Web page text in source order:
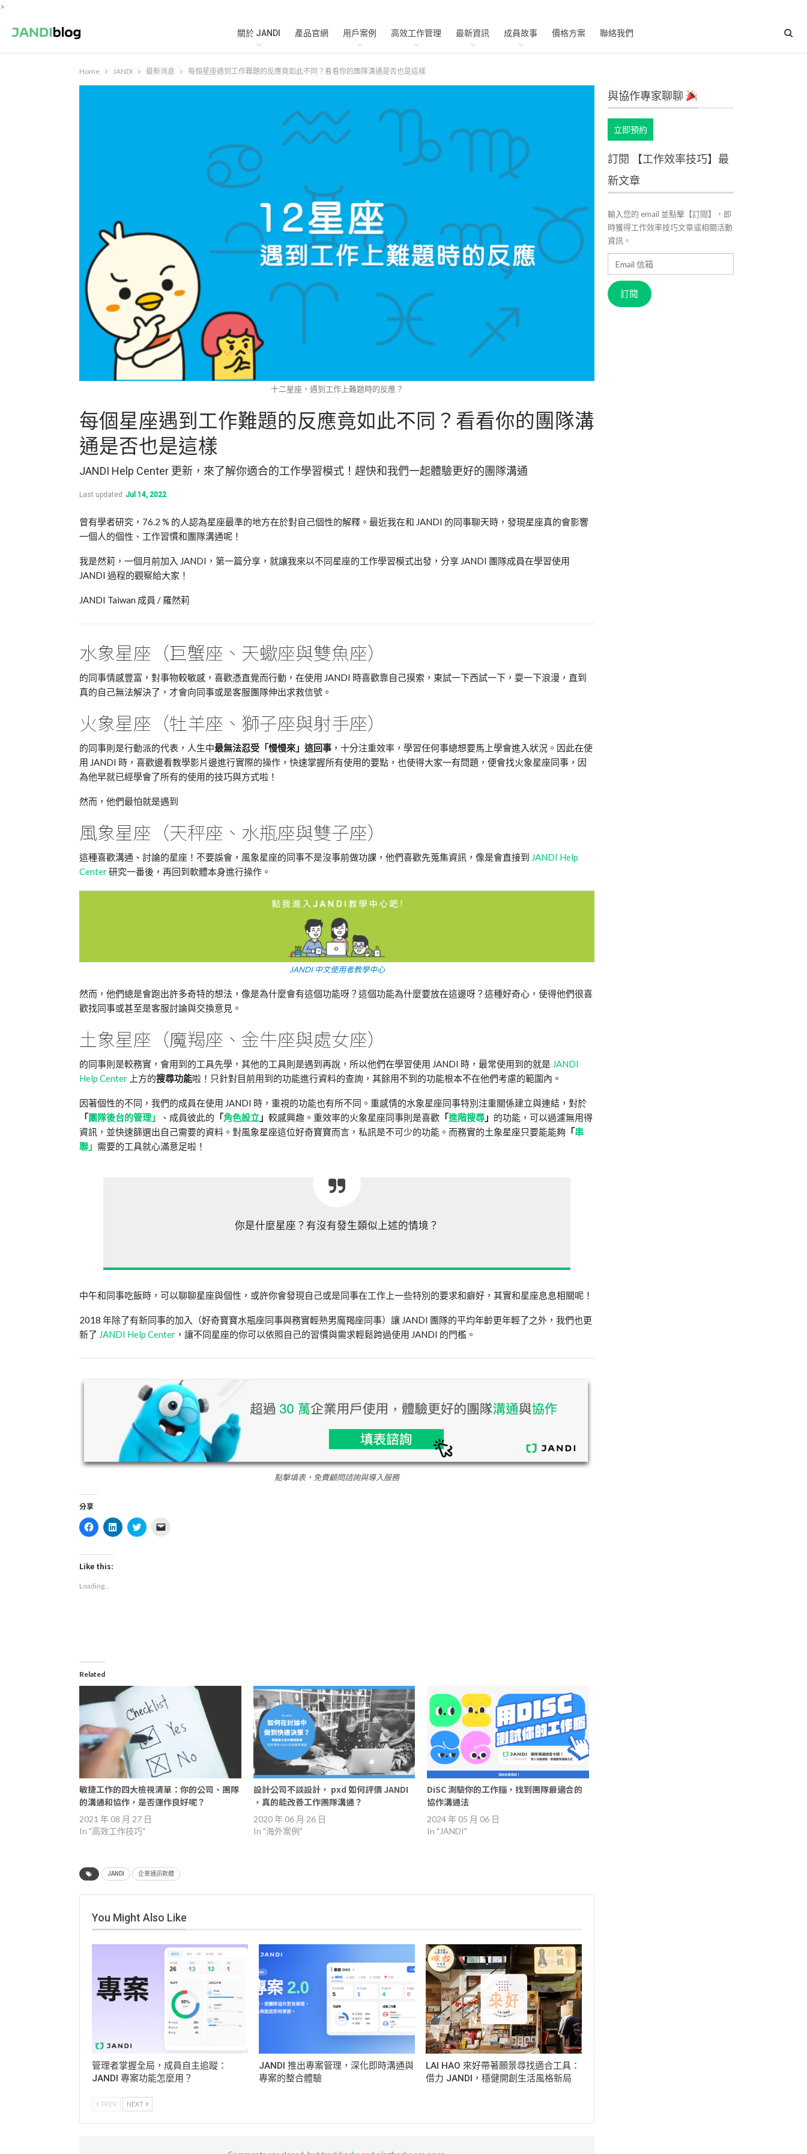
>
關於 JANDI 產品官網 用戶案例 高效工作管理 最新資訊 成員故事 價格方案 聯絡我們
Home JANDI 最新消息 每個星座遇到工作難題的反應竟如此不同？看看你的團隊溝通是否也是這樣
十二星座，遇到工作上難題時的反應？
每個星座遇到工作難題的反應竟如此不同？看看你的團隊溝
通是否也是這樣
JANDI Help Center 更新，來了解你適合的工作學習模式！趕快和我們一起體驗更好的團隊溝通
Last updated Jul 14, 2022
曾有學者研究，76.2 % 的人認為星座最準的地方在於對自己個性的解釋。最近我在和 JANDI 的同事聊天時，發現星座真的會影響
一個人的個性、工作習慣和團隊溝通呢！
我是然莉，一個月前加入 JANDI，第一篇分享，就讓我來以不同星座的工作學習模式出發，分享 JANDI 團隊成員在學習使用
JANDI 過程的觀察給大家！
JANDI Taiwan 成員 / 羅然莉
水象星座（巨蟹座、天蠍座與雙魚座）
的同事情感豐富，對事物較敏感，喜歡憑直覺而行動，在使用 JANDI 時喜歡靠自己摸索，東試一下西試一下，耍一下浪漫，直到
真的自己無法解決了，才會向同事或是客服團隊伸出求救信號。
火象星座（牡羊座、獅子座與射手座）
的同事則是行動派的代表，人生中最無法忍受「慢慢來」這回事 ，十分注重效率，學習任何事總想要馬上學會進入狀況。因此在使
用 JANDI 時，喜歡邊看教學影片邊進行實際的操作，快速掌握所有使用的要點，也使得大家一有問題，便會找火象星座同事，因
為他早就已經學會了所有的使用的技巧與方式啦！
然而，他們最怕就是遇到
風象星座（天秤座、水瓶座與雙子座）
這種喜歡溝通、討論的星座！不要誤會，風象星座的同事不是沒事前做功課，他們喜歡先蒐集資訊，像是會直接到 JANDI Help
Center研究一番後，再回到軟體本身進行操作。
JANDI 中文使用者教學中心
然而，他們總是會跑出許多奇特的想法，像是為什麼會有這個功能呀？這個功能為什麼要放在這邊呀？這種好奇心，使得他們很喜
歡找同事或甚至是客服討論與交換意見。
土象星座（魔羯座、金牛座與處女座）
的同事則是較務實，會用到的工具先學，其他的工具則是遇到再說，所以他們在學習使用 JANDI 時，最常使用到的就是 JANDI
Help Center 上方的搜尋功能啦！只針對目前用到的功能進行資料的查詢，其餘用不到的功能根本不在他們考慮的範圍內。
因著個性的不同，我們的成員在使用 JANDI 時，重視的功能也有所不同。重感情的水象星座同事特別注重關係建立與連結，對於
「團隊後台的管理 」 、成員彼此的 「角色設立 」 較感興趣。重效率的火象星座同事則是喜歡 「進階搜尋 」 的功能，可以過濾無用得
資訊，並快速篩選出自己需要的資料。對風象星座這位好奇寶寶而言，私訊是不可少的功能。而務實的土象星座只要能能夠 「串
聯 」 需要的工具就心滿意足啦！
你是什麼星座？有沒有發生類似上述的情境？
中午和同事吃飯時，可以聊聊星座與個性，或許你會發現自己或是同事在工作上一些特別的要求和癖好，其實和星座息息相關呢！
2018 年除了有新同事的加入（好奇寶寶水瓶座同事與務實輕熟男魔羯座同事）讓 JANDI 團隊的平均年齡更年輕了之外，我們也更
新了 JANDI Help Center ，讓不同星座的你可以依照自己的習慣與需求輕鬆跨過使用 JANDI 的門檻。
點擊填表，免費顧問諮詢與導入服務
分享
Click
to
Facebook
(Opens
in
window)
Click
to
Click
to
Like this:
Loading...
Related
敏捷工作的四大檢視清單：你的公司、團隊
的溝通和協作，是否運作良好呢？
2021 年 08 月 27 日
In "高效工作技巧"
設計公司不談設計， pxd 如何評價 JANDI
，真的能改善工作團隊溝通？
2020 年 06 月 26 日
In "海外案例"
DiSC 測驗你的工作腦，找到團隊最適合的
協作溝通法
2024 年 05 月 06 日
In "JANDI"
JANDI 企業通訊軟體
You Might Also Like
管理者掌握全局，成員自主追蹤：
JANDI 專案功能怎麼用？
JANDI 推出專案管理，深化即時溝通與
專案的整合體驗
LAI HAO 來好帶著願景尋找適合工具：
借力 JANDI，穩健開創生活風格新局
PREV NEXT
與協作專家聊聊
立即預約
訂閱 【工作效率技巧】最
新文章
輸入您的 email 並點擊【訂閱】，即
時獲得工作效率技巧文章或相關活動
資訊。
信
箱
訂閱